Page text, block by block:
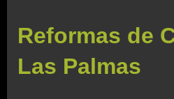
Reformas de
Las Palmas